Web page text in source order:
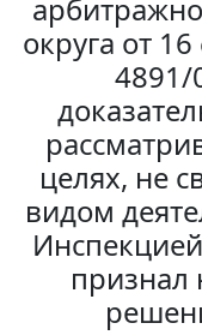
округа от
4891/
целях, не
видом
признал